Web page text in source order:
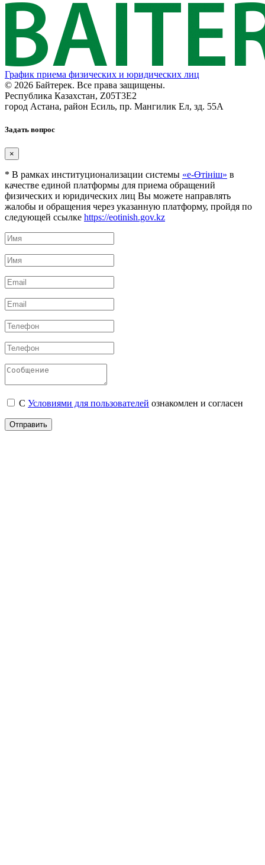
График приема физических и юридических лиц
© 2026 Байтерек. Все права защищены.
Республика Казахстан, Z05T3E2
город Астана, район Есиль, пр. Мангилик Ел, зд. 55А
Задать вопрос
×
* В рамках институционализации системы «е-Өтініш» в
качестве единой платформы для приема обращений
физических и юридических лиц Вы можете направлять
жалобы и обращения через указанную платформу, пройдя по
следующей ссылке https://eotinish.gov.kz
С Условиями для пользователей ознакомлен и согласен
Отправить